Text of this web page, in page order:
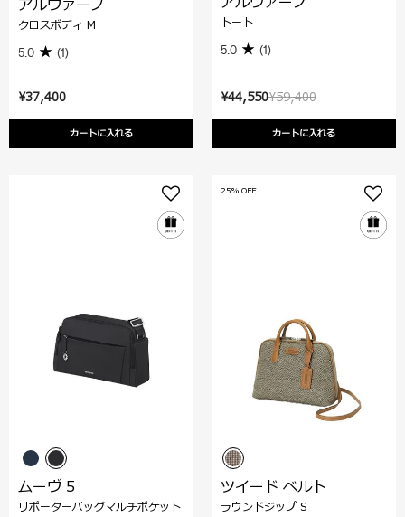
¥37,400
カートに入れる
アルヴァーノ
クロスボディ M
5.0 (1)
¥59,400
¥44,550
カートに入れる
トート
5.0 (1)
ムーヴ 5
リポーターバッグマルチポケット
25% OFF
ツイード ベルト
ラウンドジップ S